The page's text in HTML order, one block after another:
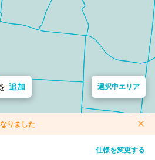
追加 選択中エリア
りました
仕様を変更する